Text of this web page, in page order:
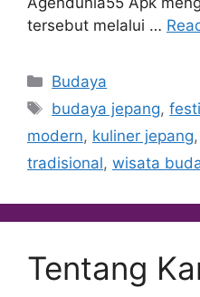
tersebut melalui …
Categories
Budaya
Tags
budaya jepang,
modern, kuliner jepang,
tradisional, wisata
Tentang